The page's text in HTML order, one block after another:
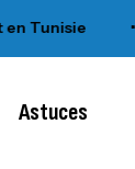
Astuces